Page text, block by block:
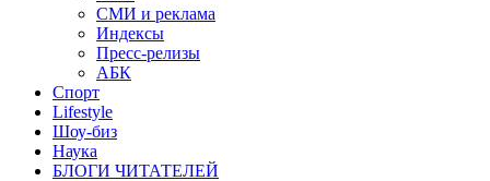
СМИ и реклама
Индексы
Пресс-релизы
АБК
Спорт
Lifestyle
Шоу-биз
Наука
БЛОГИ ЧИТАТЕЛЕЙ